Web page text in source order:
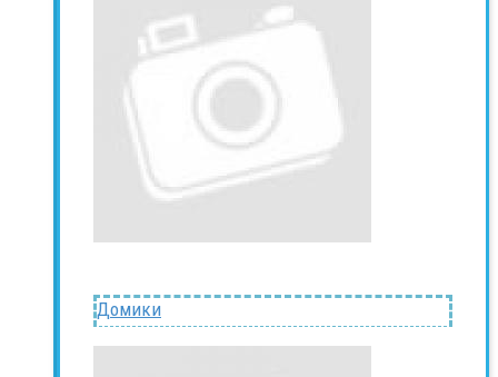
Домики